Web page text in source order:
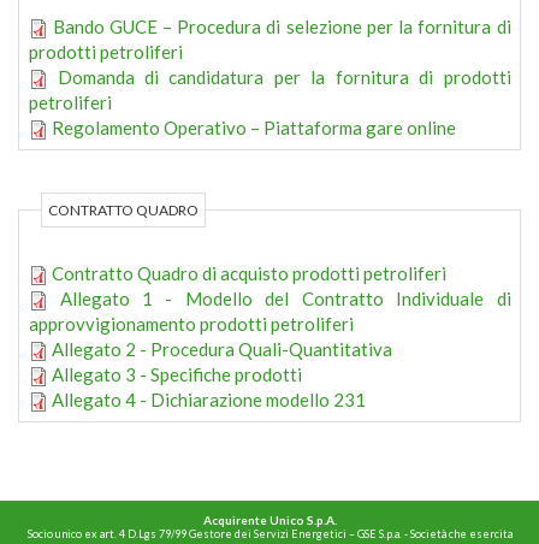
Bando GUCE – Procedura di selezione per la fornitura di
prodotti petroliferi
Domanda di candidatura per la fornitura di prodotti
petroliferi
Regolamento Operativo – Piattaforma gare online
CONTRATTO QUADRO
Contratto Quadro di acquisto prodotti petroliferi
Allegato 1 - Modello del Contratto Individuale di
approvvigionamento prodotti petroliferi
Allegato 2 - Procedura Quali-Quantitativa
Allegato 3 - Specifiche prodotti
Allegato 4 - Dichiarazione modello 231
Acquirente Unico S.p.A.
Socio unico ex art. 4 D.Lgs 79/99 Gestore dei Servizi Energetici – GSE S.p.a. - Società che esercita